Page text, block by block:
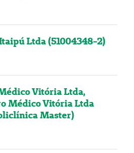
Ltda (51004348-2)
Vitória Ltda,
Médico Vitória Ltda
Master)